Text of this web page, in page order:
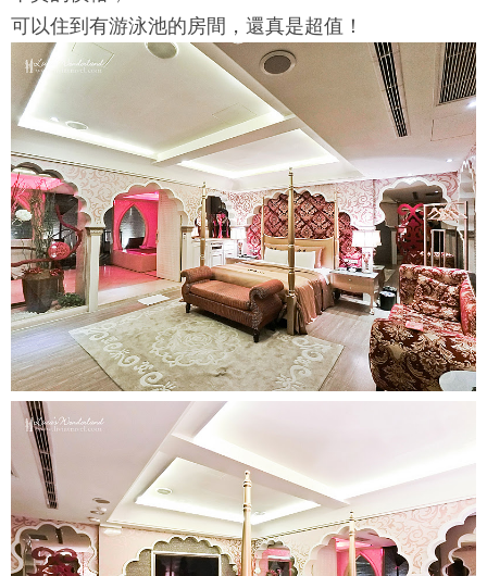
可以住到有游泳池的房間，還真是超值！